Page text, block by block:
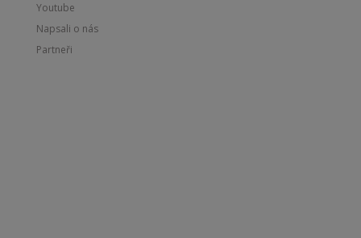
Youtube
Napsali o nás
Partneři